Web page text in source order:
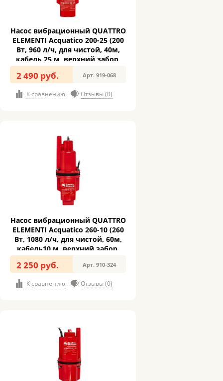
Насос вибрационный QUATTRO
ELEMENTI Acquatico 200-25 (200
Вт, 960 л/ч, для чистой, 40м,
кабель 25 м, верхний забор,
3,26кг) (919-068)
2 490 руб. Арт. 919-068
К сравнению Отзывы (0)
Насос вибрационный QUATTRO
ELEMENTI Acquatico 260-10 (260
Вт, 1080 л/ч, для чистой, 60м,
кабель10 м, верхний забор,
3,2кг) (910-324)
2 250 руб. Арт. 910-324
К сравнению Отзывы (0)